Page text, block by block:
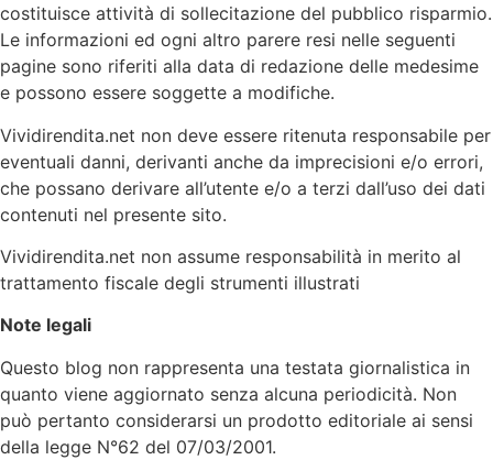
costituisce attività di sollecitazione del pubblico risparmio.
Le informazioni ed ogni altro parere resi nelle seguenti
pagine sono riferiti alla data di redazione delle medesime
e possono essere soggette a modifiche.
Vividirendita.net non deve essere ritenuta responsabile per
eventuali danni, derivanti anche da imprecisioni e/o errori,
che possano derivare all’utente e/o a terzi dall’uso dei dati
contenuti nel presente sito.
Vividirendita.net non assume responsabilità in merito al
trattamento fiscale degli strumenti illustrati
Note legali
Questo blog non rappresenta una testata giornalistica in
quanto viene aggiornato senza alcuna periodicità. Non
può pertanto considerarsi un prodotto editoriale ai sensi
della legge N°62 del 07/03/2001.